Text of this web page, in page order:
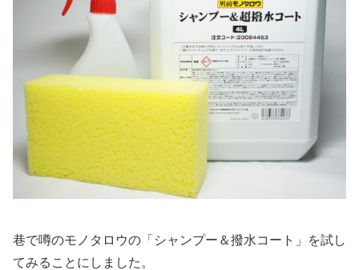
巷で噂のモノタロウの「シャンプー＆撥水コート」を試し
てみることにしました。